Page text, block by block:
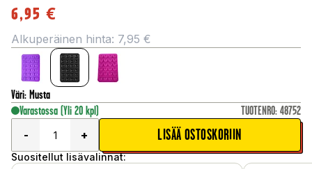
6,95 €
Alkuperäinen hinta: 7,95 €
Väri: Musta
Varastossa (Yli 20 kpl) TUOTENRO: 48752
-
+ LISÄÄ OSTOSKORIIN
Suositellut lisävalinnat: